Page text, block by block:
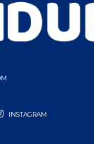
INSTAGRAM